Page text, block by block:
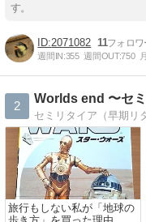
す。
2071082 11
週間IN:355 週間OUT:750
2
Worlds end 〜セ
旅行もしない私が「地球の